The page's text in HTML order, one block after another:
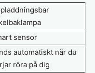
sensor
automatiskt när du
röra på dig